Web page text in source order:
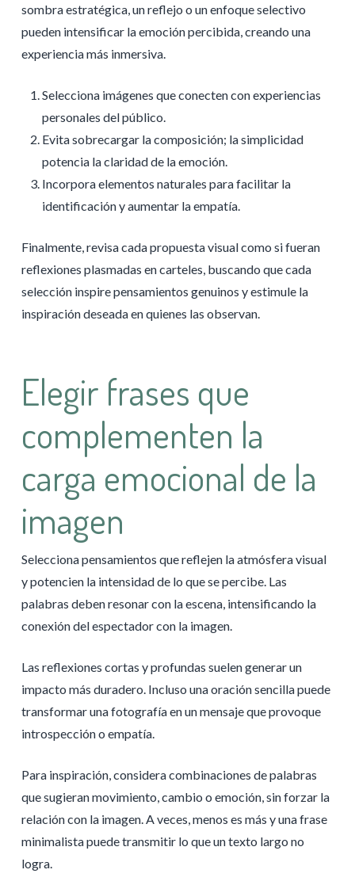
sombra estratégica, un reflejo o un enfoque selectivo
pueden intensificar la emoción percibida, creando una
experiencia más inmersiva.
Selecciona imágenes que conecten con experiencias
personales del público.
Evita sobrecargar la composición; la simplicidad
potencia la claridad de la emoción.
Incorpora elementos naturales para facilitar la
identificación y aumentar la empatía.
Finalmente, revisa cada propuesta visual como si fueran
reflexiones plasmadas en carteles, buscando que cada
selección inspire pensamientos genuinos y estimule la
inspiración deseada en quienes las observan.
Elegir frases que
complementen la
carga emocional de la
imagen
Selecciona pensamientos que reflejen la atmósfera visual
y potencien la intensidad de lo que se percibe. Las
palabras deben resonar con la escena, intensificando la
conexión del espectador con la imagen.
Las reflexiones cortas y profundas suelen generar un
impacto más duradero. Incluso una oración sencilla puede
transformar una fotografía en un mensaje que provoque
introspección o empatía.
Para inspiración, considera combinaciones de palabras
que sugieran movimiento, cambio o emoción, sin forzar la
relación con la imagen. A veces, menos es más y una frase
minimalista puede transmitir lo que un texto largo no
logra.